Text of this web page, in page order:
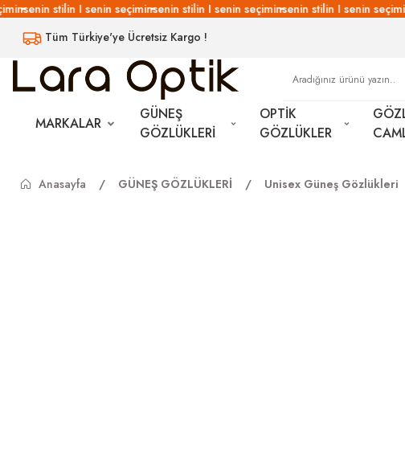
senin stilin I senin seçiminsenin stilin I senin seçiminsenin stilin I senin seçimin
Tüm Türkiye'ye Ücretsiz Kargo !
MARKALAR
GÜNEŞ
GÖZLÜKLERİ
OPTİK
GÖZLÜKLER
Anasayfa GÜNEŞ GÖZLÜKLERİ Unisex Güneş Gözlükleri